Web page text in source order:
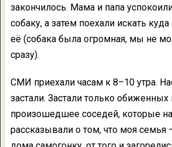
закончилось. Мама и папа
собаку, а затем поехали искать
её (собака была огромная, мы не
сразу).
СМИ приехали часам к 8–10 утра.
застали. Застали только обиженных
произошедшее соседей, которые
рассказывали о том, что моя семья